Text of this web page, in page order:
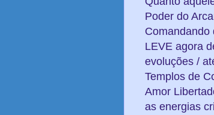
Poder do
Comandando
LEVE agora
evoluções /
Templos de
Amor
as energias